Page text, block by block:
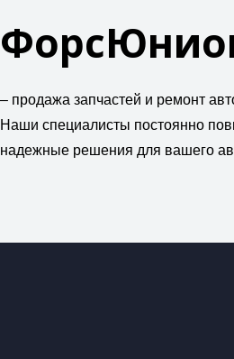
– продажа запчастей и ремонт
Наши специалисты постоянно
надежные решения для вашего